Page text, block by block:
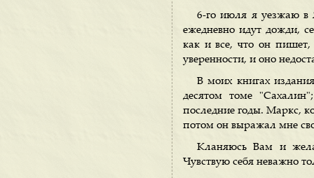
6-го июля я уезжаю в
ежедневно идут дожди,
как и все, что он пишет,
уверенности, и оно
В моих книгах
десятом томе
последние годы. Маркс,
потом он выражал мне
Кланяюсь Вам и
Чувствую себя неважно